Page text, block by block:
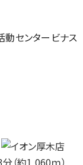
センタービナス
（約1,060ｍ）